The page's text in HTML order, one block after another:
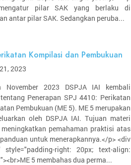
pilar SAK yang berlaku di
antar pilar SAK. Sedangkan peruba...
Kompilasi dan Pembukuan
2023
November 2023 DSPJA IAI kembali
Penerapan SPJ 4410: Perikatan
Pembukuan (ME 5). ME 5 merupakan
oleh DSPJA IAI. Tujuan materi
pemahaman praktisi atas
untuk menerapkannya.</p> <div
style="padding-right: 20px; text-align:
5 membahas dua perma...